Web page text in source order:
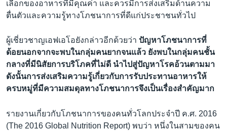
เลือกของอาหารที่มีคุณค่า และควรมีการส่งเสริมด้านความ
ตื่นตัวและความรู้ทางโภชนาการที่ดีแก่ประชาชนทั่วไป
ผู้เชี่ยวชาญเอฟเอโอยังกล่าวอีกด้วยว่า ปัญหาโภชนาการที่
ด้อยนอกจากจะพบในกลุ่มคนยากจนแล้ว ยังพบในกลุ่มคนชั้น
กลางที่มีนิสัยการบริโภคที่ไม่ดี นำไปสู่ปัญหาโรคอ้วนตามมา
ดังนั้นการส่งเสริมความรู้เกี่ยวกับการรับประทานอาหารให้
ครบหมู่ที่มีความสมดุลทางโภชนาการจึงเป็นเรื่องสำคัญมาก
รายงานเกี่ยวกับโภชนาการของคนทั่วโลกประจำปี ค.ศ. 2016
(The 2016 Global Nutrition Report) พบว่า หนึ่งในสามของคน